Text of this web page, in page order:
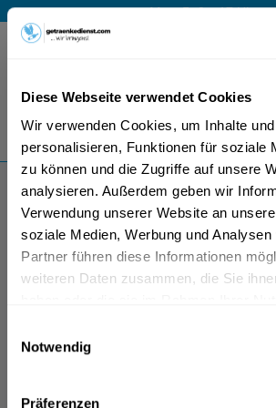
Diese Webseite verwendet Cookies
Wir verwenden Cookies, um Inhalte
personalisieren, Funktionen für soziale
zu können und die Zugriffe auf unsere
analysieren. Außerdem geben wir
Verwendung unserer Website an
soziale Medien, Werbung und
Partner führen diese Informationen
weiteren Daten zusammen, die Sie
Notwendig
Präferenzen
Mo – Fr 9 – 17 Uhr
Menü
Es gilt
Calgonit